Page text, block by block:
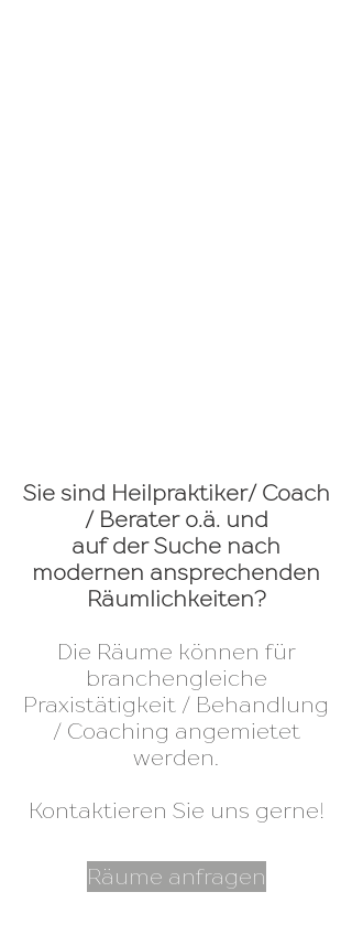
Sie sind Heilpraktiker/ Coach
/ Berater o.ä. und
auf der Suche nach
modernen ansprechenden
Räumlichkeiten?
Die Räume können für
branchengleiche
Praxistätigkeit / Behandlung
/ Coaching angemietet
werden.
Kontaktieren Sie uns gerne!
Räume anfragen